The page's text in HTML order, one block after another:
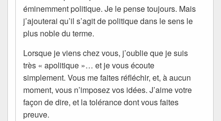
éminemment politique. Je le pense toujours. Mais
j’ajouterai qu’il s’agit de politique dans le sens le
plus noble du terme.
Lorsque je viens chez vous, j’oublie que je suis
très « apolitique »… et je vous écoute
simplement. Vous me faites réfléchir, et, à aucun
moment, vous n’imposez vos idées. J’aime votre
façon de dire, et la tolérance dont vous faites
preuve.